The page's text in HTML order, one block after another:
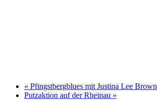
« Pfingstbergblues mit Justina Lee Brown
Putzaktion auf der Rheinau »